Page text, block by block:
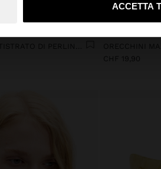
ACCETTA
CHF 19,90